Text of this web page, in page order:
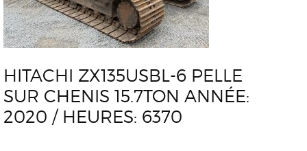
HITACHI ZX135USBL-6 PELLE
SUR CHENIS 15.7TON ANNÉE:
2020 / HEURES: 6370